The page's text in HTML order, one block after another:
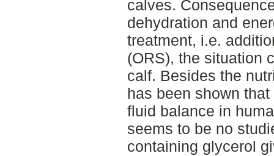
calves.
dehydration and
treatment, i.e.
(ORS), the situation
calf. Besides the
has been shown
fluid balance in
seems to be no
containing glycerol